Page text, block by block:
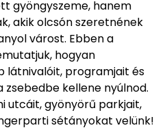
gyöngyszeme, hanem
akik olcsón szeretnének
várost. Ebben a
hogyan
látnivalóit, programjait és
kellene nyúlnod.
utcáit, gyönyörű parkjait,
sétányokat velünk!